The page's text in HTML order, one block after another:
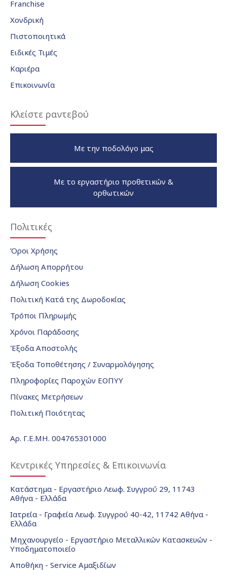
Franchise
Χονδρική
Πιστοποιητικά
Ειδικές Τιμές
Καριέρα
Επικοινωνία
Κλείστε ραντεβού
Με την ποδολόγο μας
Με το εργαστήριο προθετικών &
ορθωτικών
Πολιτικές
Όροι Χρήσης
Δήλωση Απορρήτου
Δήλωση Cookies
Πολιτική Κατά της Δωροδοκίας
Τρόποι Πληρωμής
Χρόνοι Παράδοσης
Έξοδα Αποστολής
Έξοδα Τοποθέτησης / Συναρμολόγησης
Πληροφορίες Παροχών ΕΟΠΥΥ
Πίνακες Μετρήσεων
Πολιτική Ποιότητας
Αρ. Γ.Ε.ΜΗ. 004765301000
Κεντρικές Υπηρεσίες & Επικοινωνία
Κατάστημα - Εργαστήριο Λεωφ. Συγγρού 29, 11743
Αθήνα - Ελλάδα
Ιατρεία - Γραφεία Λεωφ. Συγγρού 40-42, 11742 Αθήνα -
Ελλάδα
Μηχανουργείο - Εργαστήριο Μεταλλικών Κατασκευών -
Υποδηματοποιείο
Αποθήκη - Service Αμαξιδίων